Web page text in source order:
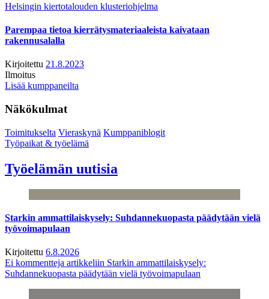
Helsingin kiertotalouden klusteriohjelma
Parempaa tietoa kierrätysmateriaaleista kaivataan
rakennusalalla
Kirjoitettu 21.8.2023
Ilmoitus
Lisää kumppaneilta
Näkökulmat
Toimitukselta Vieraskynä Kumppaniblogit
Työpaikat & työelämä
Työelämän uutisia
Starkin ammattilaiskysely: Suhdannekuopasta päädytään vielä
työvoimapulaan
Kirjoitettu 6.8.2026
Ei kommentteja artikkeliin Starkin ammattilaiskysely:
Suhdannekuopasta päädytään vielä työvoimapulaan